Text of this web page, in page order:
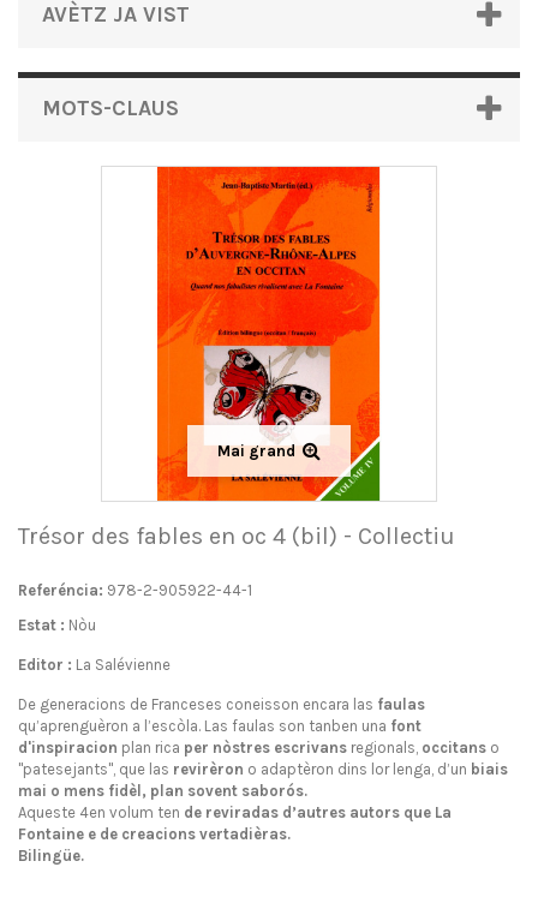
AVÈTZ JA VIST
MOTS-CLAUS
Mai grand
Trésor des fables en oc 4 (bil) - Collectiu
Referéncia: 978-2-905922-44-1
Estat : Nòu
Editor : La Salévienne
De generacions de Franceses coneisson encara las faulas
qu’aprenguèron a l’escòla. Las faulas son tanben una font
d'inspiracion plan rica per nòstres escrivans regionals, occitans o
"patesejants", que las revirèron o adaptèron dins lor lenga, d’un biais
mai o mens fidèl, plan sovent saborós.
Aqueste 4en volum ten de reviradas d’autres autors que La
Fontaine e de creacions vertadièras.
Bilingüe.